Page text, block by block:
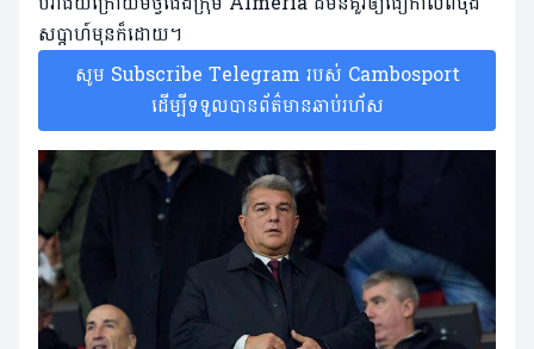
សប្តាហ៍មុនក៏ដោយ។
សូម Subscribe Telegram របស់ Cambosport
ដើម្បីទទួលបានព័ត៌មានឆាប់រហ័ស